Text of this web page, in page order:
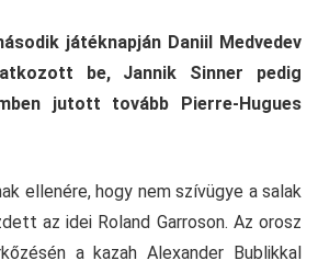
játéknapján Daniil Medvedev
be, Jannik Sinner pedig
jutott tovább Pierre-Hugues
ellenére, hogy nem szívügye a salak
az idei Roland Garroson. Az orosz
a kazah Alexander Bublikkal